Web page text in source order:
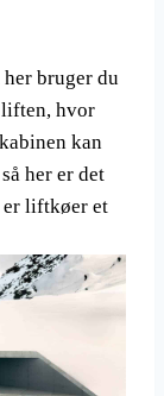
bruger du
hvor
kan
her er det
er liftkøer et